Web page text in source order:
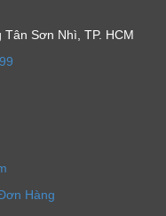
Sơn Nhì, TP. HCM
Hàng